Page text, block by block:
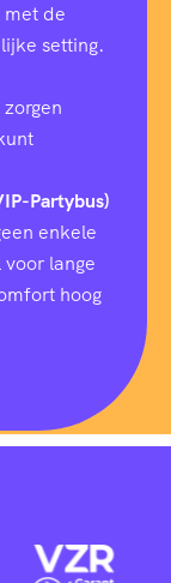
de
setting.
Partybus)
enkele
lange
hoog